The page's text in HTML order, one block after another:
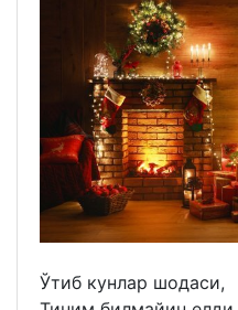
Ўтиб кунлар шодаси,